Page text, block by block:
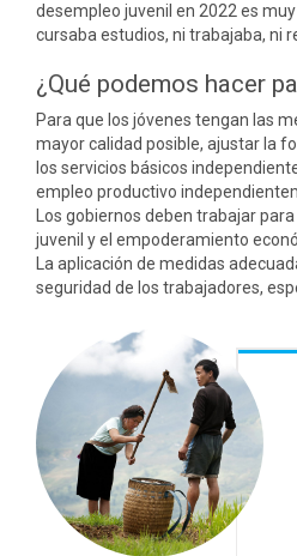
desempleo juvenil en 2022 es
cursaba estudios, ni trabajaba, ni
¿Qué podemos hacer
Para que los jóvenes tengan las
mayor calidad posible, ajustar la
los servicios básicos
empleo productivo
Los gobiernos deben trabajar
juvenil y el empoderamiento
La aplicación de medidas
seguridad de los trabajadores,